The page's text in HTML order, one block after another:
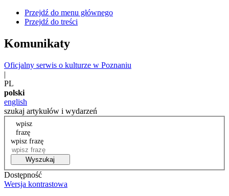
Przejdź do menu głównego
Przejdź do treści
Komunikaty
Oficjalny serwis o kulturze w Poznaniu
|
PL
polski
english
szukaj artykułów i wydarzeń
wpisz
frazę
wpisz frazę
Wyszukaj
Dostępność
Wersja kontrastowa